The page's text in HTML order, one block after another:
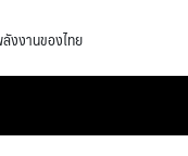
งงานของไทย